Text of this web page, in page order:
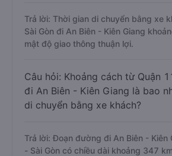
Trả lời: Thời gian di chuyển bằng xe
Sài Gòn đi An Biên - Kiên Giang
mật độ giao thông thuận lợi.
Câu hỏi: Khoảng cách từ Quận
đi An Biên - Kiên Giang là bao
di chuyển bằng xe khách?
Trả lời: Đoạn đường đi An Biên - Kiên
- Sài Gòn có chiều dài khoảng 347